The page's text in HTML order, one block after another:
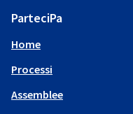
ParteciPa
Home
Processi
Assemblee